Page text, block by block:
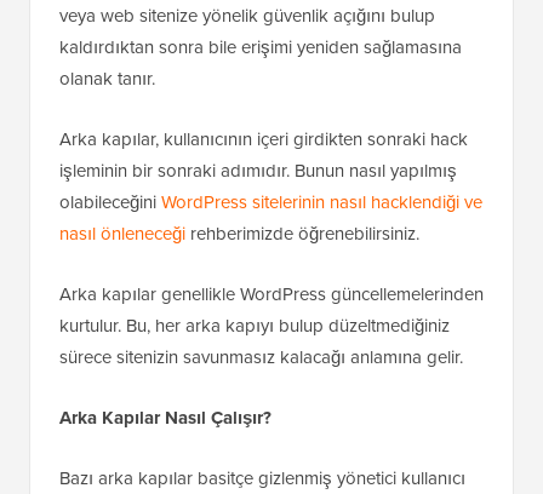
veya web sitenize yönelik güvenlik açığını bulup
kaldırdıktan sonra bile erişimi yeniden sağlamasına
olanak tanır.
Arka kapılar, kullanıcının içeri girdikten sonraki hack
işleminin bir sonraki adımıdır. Bunun nasıl yapılmış
olabileceğiniWordPress sitelerinin nasıl hacklendiği ve
nasıl önleneceği rehberimizde öğrenebilirsiniz.
Arka kapılar genellikle WordPress güncellemelerinden
kurtulur. Bu, her arka kapıyı bulup düzeltmediğiniz
sürece sitenizin savunmasız kalacağı anlamına gelir.
Arka Kapılar Nasıl Çalışır?
Bazı arka kapılar basitçe gizlenmiş yönetici kullanıcı